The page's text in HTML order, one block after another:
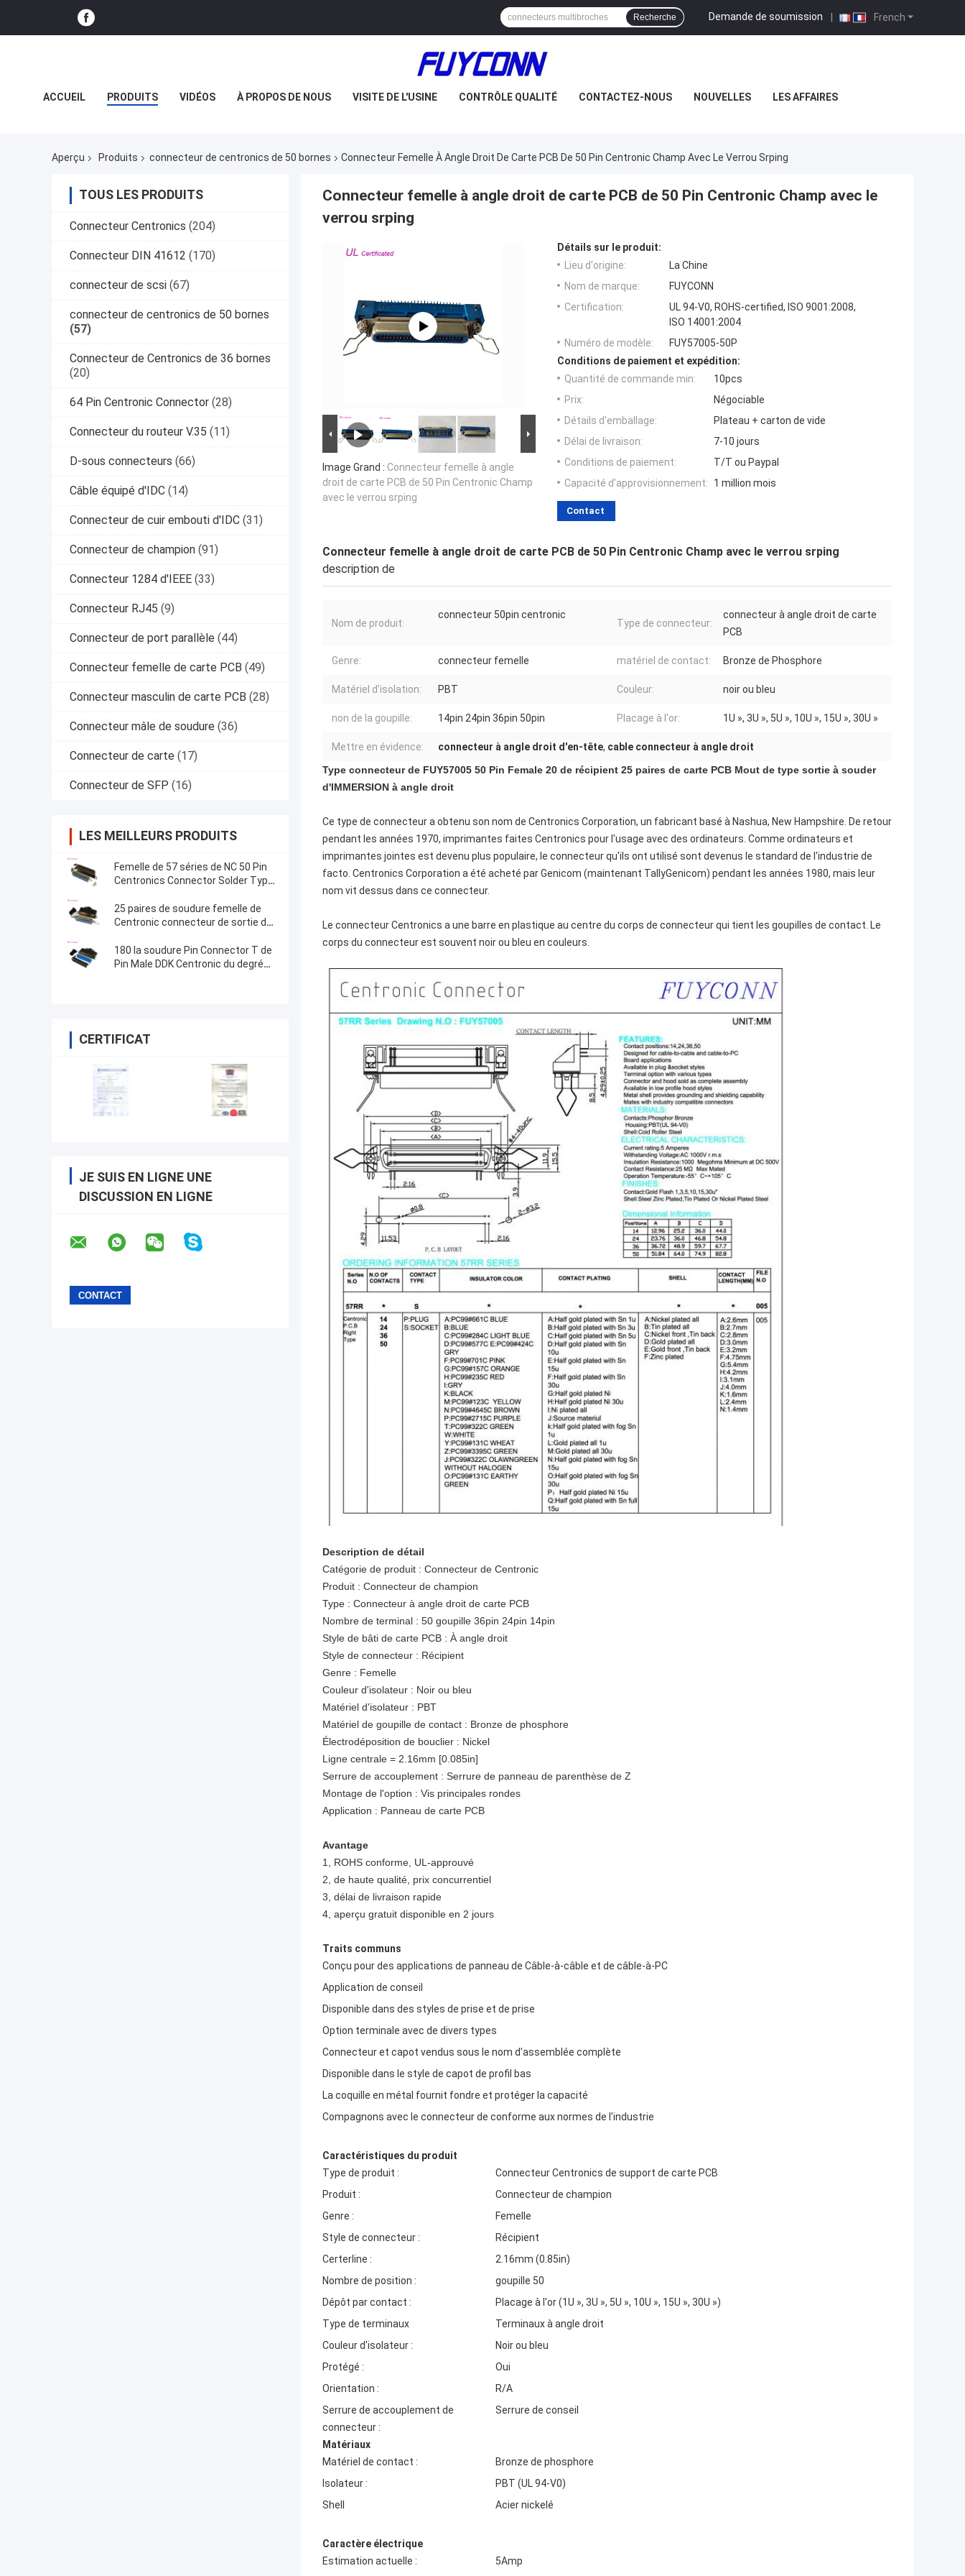
French
Demande de soumission |
Recherche
ACCUEIL PRODUITS VIDÉOS À PROPOS DE NOUS VISITE DE L'USINE CONTRÔLE QUALITÉ CONTACTEZ-NOUS NOUVELLES LES AFFAIRES
Aperçu Produits connecteur de centronics de 50 bornes Connecteur Femelle À Angle Droit De Carte PCB De 50 Pin Centronic Champ Avec Le Verrou Srping
TOUS LES PRODUITS
Connecteur Centronics (204)
Connecteur DIN 41612 (170)
connecteur de scsi (67)
connecteur de centronics de 50 bornes
(57)
Connecteur de Centronics de 36 bornes
(20)
64 Pin Centronic Connector (28)
Connecteur du routeur V.35 (11)
D-sous connecteurs (66)
Câble équipé d'IDC (14)
Connecteur de cuir embouti d'IDC (31)
Connecteur de champion (91)
Connecteur 1284 d'IEEE (33)
Connecteur RJ45 (9)
Connecteur de port parallèle (44)
Connecteur femelle de carte PCB (49)
Connecteur masculin de carte PCB (28)
Connecteur mâle de soudure (36)
Connecteur de carte (17)
Connecteur de SFP (16)
LES MEILLEURS PRODUITS
Femelle de 57 séries de NC 50 Pin
Centronics Connector Solder Type
degrés
25 paires de soudure femelle de
Centronic connecteur de sortie de
triangle
180 la soudure Pin Connector T de
Pin Male DDK Centronic du degré
CERTIFICAT
JE SUIS EN LIGNE UNE
DISCUSSION EN LIGNE
Connecteur femelle à angle droit de carte PCB de 50 Pin Centronic Champ avec le
verrou srping
Image Grand : Connecteur femelle à angle
droit de carte PCB de 50 Pin Centronic Champ
avec le verrou srping
Détails sur le produit:
Lieu d'origine:
La Chine
Nom de marque:
FUYCONN
Certification:
UL 94-V0, ROHS-certified, ISO 9001:2008,
ISO 14001:2004
Numéro de modèle:
FUY57005-50P
Conditions de paiement et expédition:
Quantité de commande min:
10pcs
Prix:
Négociable
Détails d'emballage:
Plateau + carton de vide
Délai de livraison:
7-10 jours
Conditions de paiement:
T/T ou Paypal
Capacité d'approvisionnement:
1 million mois
Contact
Connecteur femelle à angle droit de carte PCB de 50 Pin Centronic Champ avec le verrou srping
description de
Nom de produit:
connecteur 50pin centronic
Type de connecteur:
connecteur à angle droit de carte
PCB
Genre: connecteur femelle matériel de contact: Bronze de Phosphore
Matériel d'isolation: PBT Couleur: noir ou bleu
non de la goupille: 14pin 24pin 36pin 50pin Placage à l'or: 1U », 3U », 5U », 10U », 15U », 30U »
Mettre en évidence: connecteur à angle droit d'en-tête, cable connecteur à angle droit
Type connecteur de FUY57005 50 Pin Female 20 de récipient 25 paires de carte PCB Mout de type sortie à souder
d'IMMERSION à angle droit
Ce type de connecteur a obtenu son nom de Centronics Corporation, un fabricant basé à Nashua, New Hampshire. De retour
pendant les années 1970, imprimantes faites Centronics pour l'usage avec des ordinateurs. Comme ordinateurs et
imprimantes jointes est devenu plus populaire, le connecteur qu'ils ont utilisé sont devenus le standard de l'industrie de
facto. Centronics Corporation a été acheté par Genicom (maintenant TallyGenicom) pendant les années 1980, mais leur
nom vit dessus dans ce connecteur.
Le connecteur Centronics a une barre en plastique au centre du corps de connecteur qui tient les goupilles de contact. Le
corps du connecteur est souvent noir ou bleu en couleurs.
Description de détail
Catégorie de produit : Connecteur de Centronic
Produit : Connecteur de champion
Type : Connecteur à angle droit de carte PCB
Nombre de terminal : 50 goupille 36pin 24pin 14pin
Style de bâti de carte PCB : À angle droit
Style de connecteur : Récipient
Genre : Femelle
Couleur d'isolateur : Noir ou bleu
Matériel d'isolateur : PBT
Matériel de goupille de contact : Bronze de phosphore
Électrodéposition de bouclier : Nickel
Ligne centrale = 2.16mm [0.085in]
Serrure de accouplement : Serrure de panneau de parenthèse de Z
Montage de l'option : Vis principales rondes
Application : Panneau de carte PCB
Avantage
1, ROHS conforme, UL-approuvé
2, de haute qualité, prix concurrentiel
3, délai de livraison rapide
4, aperçu gratuit disponible en 2 jours
Traits communs
Conçu pour des applications de panneau de Câble-à-câble et de câble-à-PC
Application de conseil
Disponible dans des styles de prise et de prise
Option terminale avec de divers types
Connecteur et capot vendus sous le nom d'assemblée complète
Disponible dans le style de capot de profil bas
La coquille en métal fournit fondre et protéger la capacité
Compagnons avec le connecteur de conforme aux normes de l'industrie
Caractéristiques du produit
Type de produit :
Connecteur Centronics de support de carte PCB
Produit :
Connecteur de champion
Genre :
Femelle
Style de connecteur :
Récipient
Certerline :
2.16mm (0.85in)
Nombre de position :
goupille 50
Dépôt par contact :
Placage à l'or (1U », 3U », 5U », 10U », 15U », 30U »)
Type de terminaux
Terminaux à angle droit
Couleur d'isolateur :
Noir ou bleu
Protégé :
Oui
Orientation :
R/A
Serrure de accouplement de
connecteur :
Serrure de conseil
Matériaux
Matériel de contact :
Bronze de phosphore
Isolateur :
PBT (UL 94-V0)
Shell
Acier nickelé
Caractère électrique
Estimation actuelle :
5Amp